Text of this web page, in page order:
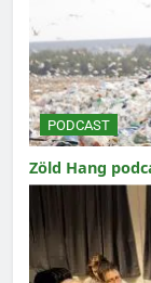
PODCAST
Zöld Hang